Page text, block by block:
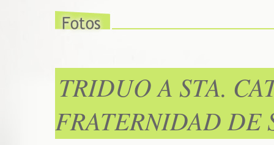
TRIDUO A STA.
FRATERNIDAD DE